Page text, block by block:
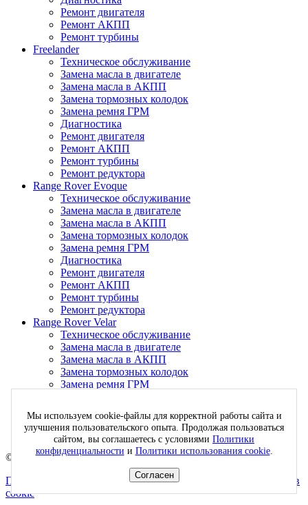
Ремонт двигателя
Ремонт АКПП
Ремонт турбины
Freelander
Техническое обслуживание
Замена масла в двигателе
Замена масла в АКПП
Замена тормозных колодок
Замена ремня ГРМ
Диагностика
Ремонт двигателя
Ремонт АКПП
Ремонт турбины
Ремонт редуктора
Range Rover Evoque
Техническое обслуживание
Замена масла в двигателе
Замена масла в АКПП
Замена тормозных колодок
Замена ремня ГРМ
Диагностика
Ремонт двигателя
Ремонт АКПП
Ремонт турбины
Ремонт редуктора
Range Rover Velar
Техническое обслуживание
Замена масла в двигателе
Замена масла в АКПП
Замена тормозных колодок
Замена ремня ГРМ
Ремонт АКПП
Ремонт турбины
© 1999–2026 РоверЛенд — сервис и ремонт Land Rover
Политика конфиденциальности
Политика обработки файлов
cookie
Мы используем cookie-файлы для корректной работы сайта и
улучшения пользовательского опыта. Продолжая пользоваться
сайтом, вы соглашаетесь с условиями Политики
конфиденциальности и Политики использования cookie.
Согласен